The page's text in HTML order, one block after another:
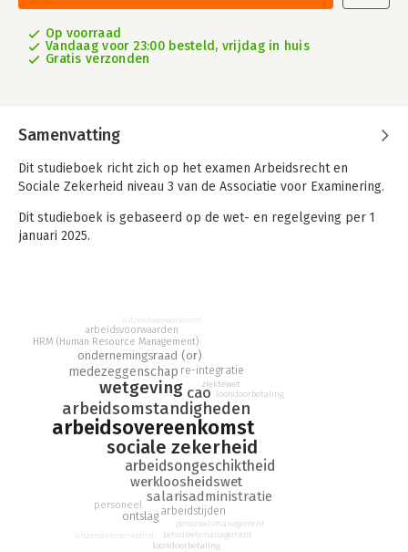
Op voorraad
Vandaag voor 23:00 besteld, vrijdag in huis
Gratis verzonden
Samenvatting
Dit studieboek richt zich op het examen Arbeidsrecht en
Sociale Zekerheid niveau 3 van de Associatie voor Examinering.
Dit studieboek is gebaseerd op de wet- en regelgeving per 1
januari 2025.
Naast de theorie bevat dit studieboek per hoofdstuk een
begrippentrainer en een aantal vraagstukken waarmee de
student de theorie kan toetsen.
Studenten kunnen deze studiemethode afsluiten met een
online examentraining op de website www.examentrainingen-
associatie.nl. Daar zijn ook oefenexamens te vinden, waarmee
zij zich optimaal kunnen voorbereiden op het online examen.
arbeidsovereenkomst
sociale zekerheid
arbeidsomstandigheden
wetgeving
arbeidsongeschiktheid
cao
werkloosheidswet
medezeggenschap
ondernemingsraad (or)
salarisadministratie
re-integratie
arbeidstijden
ontslag
HRM (Human Resource Management)
personeel
ziektewet
arbeidsvoorwaarden
personeelsmanagement
loondoorbetaling
uitzendovereenkomst
personeelsmanagement
loondoorbetaling
uitzendovereenkomst